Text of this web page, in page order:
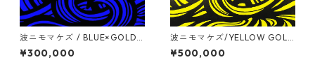
波ニモマケズ / BLUE×GOLD L
EAF / 530mm x 530mm
¥300,000
波ニモマケズ/YELLOW GOLD
REAF / S30号(910mm x 910
mm)
¥500,000